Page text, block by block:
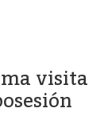
visita